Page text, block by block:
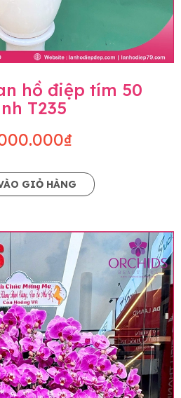
hồ điệp tím 50
T235
GIỎ HÀNG